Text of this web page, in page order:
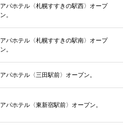
アパホテル〈札幌すすきの駅西〉オープ
ン。
アパホテル〈札幌すすきの駅南〉オープ
ン。
アパホテル〈三田駅前〉オープン。
アパホテル〈東新宿駅前〉オープン。